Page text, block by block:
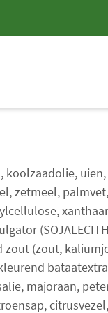
koolzaadolie,
zetmeel, palmvet,
zout (zout,
majoraan,